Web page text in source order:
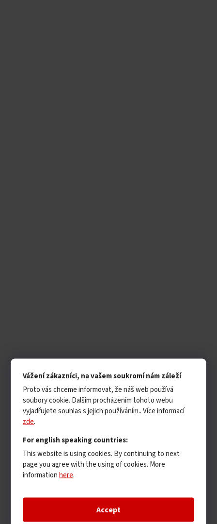
Vážení zákazníci, na vašem soukromí nám záleží
Proto vás chceme informovat, že náš web používá
soubory cookie. Dalším procházením tohoto webu
vyjadřujete souhlas s jejich používáním.. Více informací
zde.
For english speaking countries:
This website is using cookies. By continuing to next
page you agree with the using of cookies. More
informationhere.
Accept